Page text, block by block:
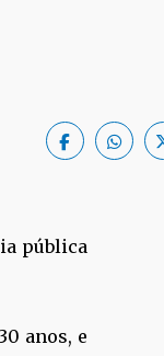
pública
anos, e